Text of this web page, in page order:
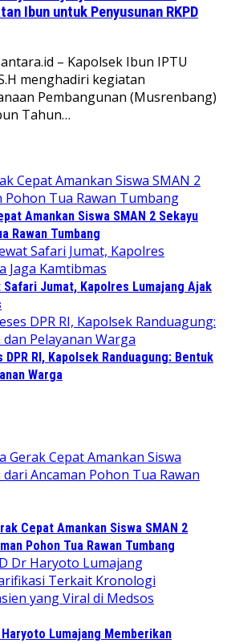
Ibun untuk Penyusunan RKPD
– Kapolsek Ibun IPTU
menghadiri kegiatan
Pembangunan (Musrenbang)
Tahun…
Amankan Siswa SMAN 2 Sekayu
Rawan Tumbang
Jumat, Kapolres Lumajang Ajak
DPR RI, Kapolsek Randuagung: Bentuk
Warga
Cepat Amankan Siswa SMAN 2
Pohon Tua Rawan Tumbang
Haryoto Lumajang Memberikan